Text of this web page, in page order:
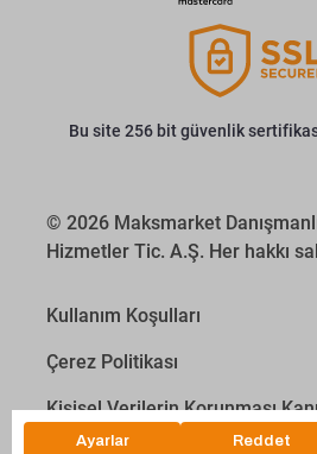
Bu site 256 bit güvenlik
© 2026 Maksmarket
Hizmetler Tic. A.Ş. Her hakkı
Kullanım Koşulları
Çerez Politikası
Kişisel Verilerin Korunması